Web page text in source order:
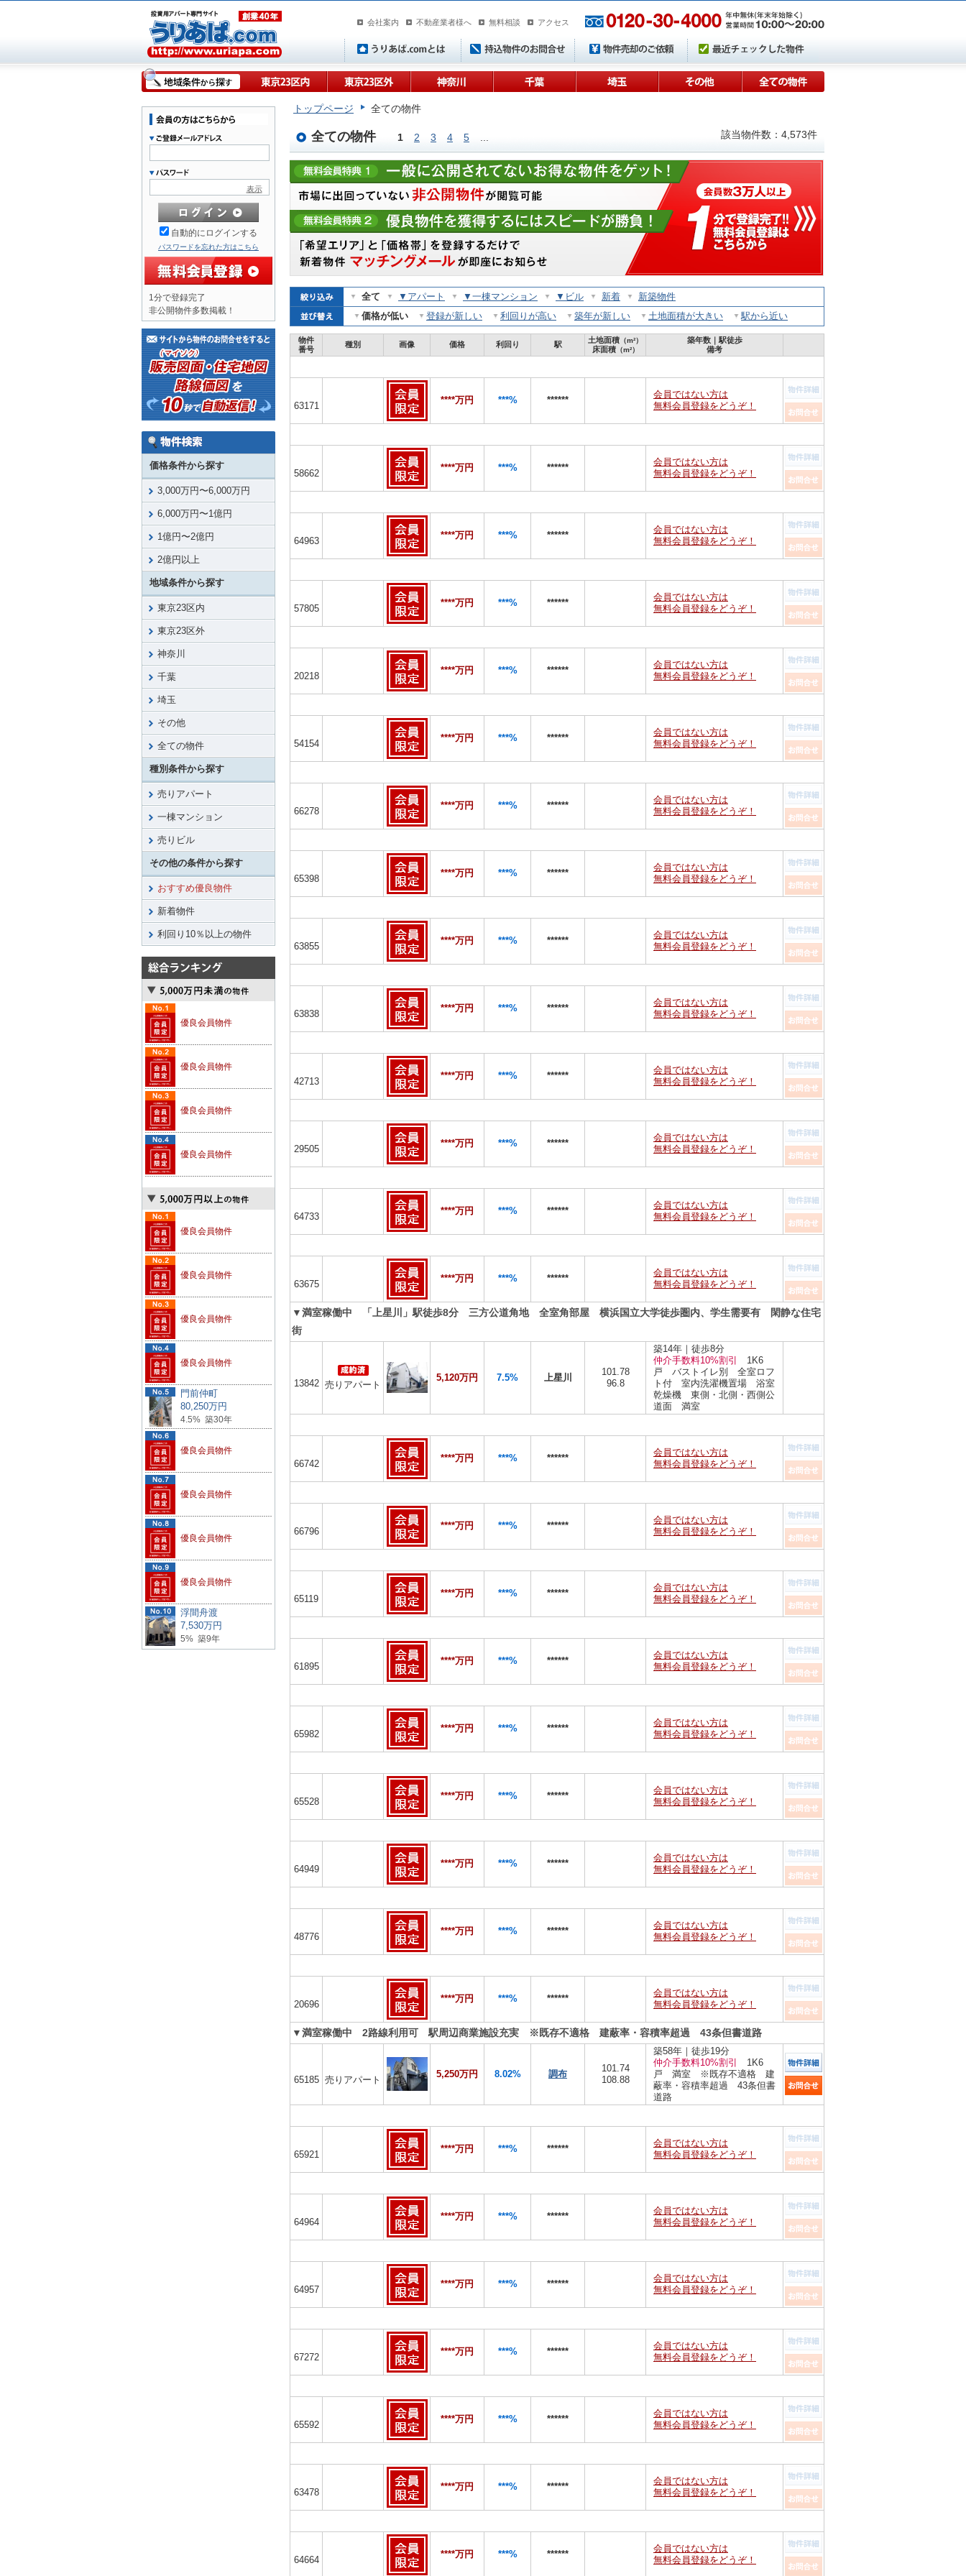
会社案内 不動産業者様へ 無料相談 アクセス
表示
自動的にログインする
パスワードを忘れた方はこちら
1分で登録完了
非公開物件多数掲載！
価格条件から探す
3,000万円〜6,000万円
6,000万円〜1億円
1億円〜2億円
2億円以上
地域条件から探す
東京23区内
東京23区外
神奈川
千葉
埼玉
その他
全ての物件
種別条件から探す
売りアパート
一棟マンション
売りビル
その他の条件から探す
おすすめ優良物件
新着物件
利回り10％以上の物件
優良会員物件
優良会員物件
優良会員物件
優良会員物件
優良会員物件
優良会員物件
優良会員物件
優良会員物件
門前仲町
80,250万円
4.5% 築30年
優良会員物件
優良会員物件
優良会員物件
優良会員物件
浮間舟渡
7,530万円
5% 築9年
トップページ 全ての物件
全ての物件 1 2 3 4 5 該当物件数：4,573件
全て ▼アパート ▼一棟マンション ▼ビル 新着
新築物件
価格が低い
登録が新しい 利回りが高い 築年が新しい 土地面積が大きい 駅から近い
物件
番号
種別 画像 価格 利回り 駅 土地面積 （m²）
床面積（m²）
築年数｜駅徒歩
備考
63171
****万円 ***% ******
会員ではない方は
無料会員登録をどうぞ！
58662
****万円 ***% ******
会員ではない方は
無料会員登録をどうぞ！
64963
****万円 ***% ******
会員ではない方は
無料会員登録をどうぞ！
57805
****万円 ***% ******
会員ではない方は
無料会員登録をどうぞ！
20218
****万円 ***% ******
会員ではない方は
無料会員登録をどうぞ！
54154
****万円 ***% ******
会員ではない方は
無料会員登録をどうぞ！
66278
****万円 ***% ******
会員ではない方は
無料会員登録をどうぞ！
65398
****万円 ***% ******
会員ではない方は
無料会員登録をどうぞ！
63855
****万円 ***% ******
会員ではない方は
無料会員登録をどうぞ！
63838
****万円 ***% ******
会員ではない方は
無料会員登録をどうぞ！
42713
****万円 ***% ******
会員ではない方は
無料会員登録をどうぞ！
29505
****万円 ***% ******
会員ではない方は
無料会員登録をどうぞ！
64733
****万円 ***% ******
会員ではない方は
無料会員登録をどうぞ！
63675
****万円 ***% ******
会員ではない方は
無料会員登録をどうぞ！
▼満室稼働中 「上星川」駅徒歩8分 三方公道角地 全室角部屋 横浜国立大学徒歩圏内、学生需要有 閑静な住宅
街
13842 売りアパート
5,120万円 7.5% 上星川
101.78
96.8
築14年｜徒歩8分
仲介手数料10%割引
1K6
戸 バストイレ別 全室ロフ
ト付 室内洗濯機置場 浴室
乾燥機 東側・北側・西側公
道面 満室
66742
****万円 ***% ******
会員ではない方は
無料会員登録をどうぞ！
66796
****万円 ***% ******
会員ではない方は
無料会員登録をどうぞ！
65119
****万円 ***% ******
会員ではない方は
無料会員登録をどうぞ！
61895
****万円 ***% ******
会員ではない方は
無料会員登録をどうぞ！
65982
****万円 ***% ******
会員ではない方は
無料会員登録をどうぞ！
65528
****万円 ***% ******
会員ではない方は
無料会員登録をどうぞ！
64949
****万円 ***% ******
会員ではない方は
無料会員登録をどうぞ！
48776
****万円 ***% ******
会員ではない方は
無料会員登録をどうぞ！
20696
****万円 ***% ******
会員ではない方は
無料会員登録をどうぞ！
▼満室稼働中 2路線利用可 駅周辺商業施設充実 ※既存不適格 建蔽率・容積率超過 43条但書道路
65185 売りアパート
5,250万円 8.02% 調布
101.74
108.88
築58年｜徒歩19分
仲介手数料10%割引
1K6
戸 満室 ※既存不適格 建
蔽率・容積率超過 43条但書
道路
65921
****万円 ***% ******
会員ではない方は
無料会員登録をどうぞ！
64964
****万円 ***% ******
会員ではない方は
無料会員登録をどうぞ！
64957
****万円 ***% ******
会員ではない方は
無料会員登録をどうぞ！
67272
****万円 ***% ******
会員ではない方は
無料会員登録をどうぞ！
65592
****万円 ***% ******
会員ではない方は
無料会員登録をどうぞ！
63478
****万円 ***% ******
会員ではない方は
無料会員登録をどうぞ！
64664
****万円 ***% ******
会員ではない方は
無料会員登録をどうぞ！